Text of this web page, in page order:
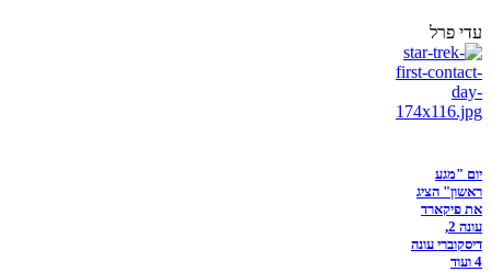
עדי פרל
יום "מגע
ראשון" הציג
את פיקארד
עונה 2,
דיסקוברי עונה
4 ועוד